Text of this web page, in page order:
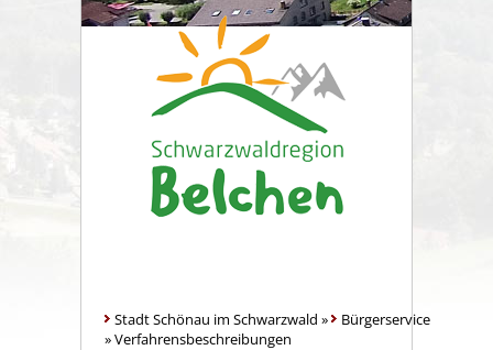
Stadt Schönau im Schwarzwald »
Bürgerservice
»Verfahrensbeschreibungen